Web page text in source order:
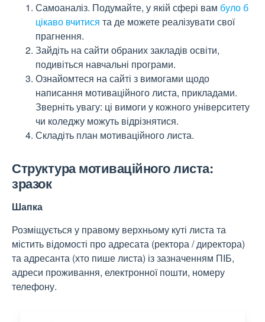
Самоаналіз. Подумайте, у якій сфері вам було б
цікаво вчитися та де можете реалізувати свої
прагнення.
Зайдіть на сайти обраних закладів освіти,
подивіться навчальні програми.
Ознайомтеся на сайті з вимогами щодо
написання мотиваційного листа, прикладами.
Зверніть увагу: ці вимоги у кожного університету
чи коледжу можуть відрізнятися.
Складіть план мотиваційного листа.
Структура мотиваційного листа:
зразок
Шапка
Розміщується у правому верхньому куті листа та
містить відомості про адресата (ректора / директора)
та адресанта (хто пише листа) із зазначенням ПІБ,
адреси проживання, електронної пошти, номеру
телефону.